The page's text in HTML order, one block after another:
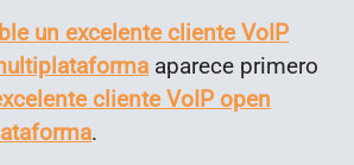
un excelente cliente VoIP
aparece primero
cliente VoIP open
.